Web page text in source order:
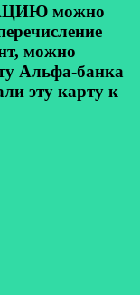
можно
можно
Альфа-банка
эту карту к